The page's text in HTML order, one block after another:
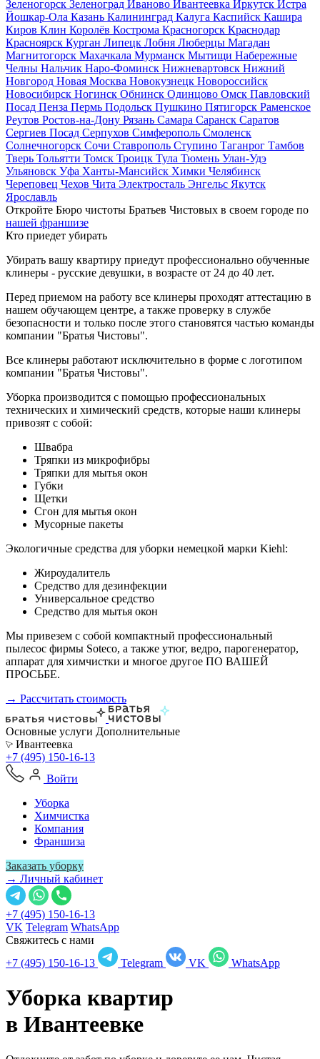
Зеленогорск Зеленоград Иваново Ивантеевка Иркутск Истра
Йошкар-Ола Казань Калининград Калуга Каспийск Кашира
Киров Клин Королёв Кострома Красногорск Краснодар
Красноярск Курган Липецк Лобня Люберцы Магадан
Магнитогорск Махачкала Мурманск Мытищи Набережные
Челны Нальчик Наро-Фоминск Нижневартовск Нижний
Новгород Новая Москва Новокузнецк Новороссийск
Новосибирск Ногинск Обнинск Одинцово Омск Павловский
Посад Пенза Пермь Подольск Пушкино Пятигорск Раменское
Реутов Ростов-на-Дону Рязань Самара Саранск Саратов
Сергиев Посад Серпухов Симферополь Смоленск
Солнечногорск Сочи Ставрополь Ступино Таганрог Тамбов
Тверь Тольятти Томск Троицк Тула Тюмень Улан-Удэ
Ульяновск Уфа Ханты-Мансийск Химки Челябинск
Череповец Чехов Чита Электросталь Энгельс Якутск
Ярославль
Откройте Бюро чистоты Братьев Чистовых в своем городе по
нашей франшизе
Кто приедет убирать
Убирать вашу квартиру приедут профессионально обученные
клинеры - русские девушки, в возрасте от 24 до 40 лет.
Перед приемом на работу все клинеры проходят аттестацию в
нашем обучающем центре, а также проверку в службе
безопасности и только после этого становятся частью команды
компании "Братья Чистовы".
Все клинеры работают исключительно в форме с логотипом
компании "Братья Чистовы".
Уборка производится с помощью профессиональных
технических и химический средств, которые наши клинеры
привозят с собой:
Швабра
Тряпки из микрофибры
Тряпки для мытья окон
Губки
Щетки
Сгон для мытья окон
Мусорные пакеты
Экологичные средства для уборки немецкой марки Kiehl:
Жироудалитель
Средство для дезинфекции
Универсальное средство
Средство для мытья окон
Мы привезем с собой компактный профессиональный
пылесос фирмы Soteco, а также утюг, ведро, парогенератор,
аппарат для химчистки и многое другое ПО ВАШЕЙ
ПРОСЬБЕ.
→ Рассчитать стоимость
Основные услуги Дополнительные
Ивантеевка
+7 (495) 150-16-13
Войти
Уборка
Химчистка
Компания
Франшиза
Заказать уборку
→ Личный кабинет
+7 (495) 150-16-13
VK Telegram WhatsApp
Свяжитесь с нами
+7 (495) 150-16-13
Telegram VK WhatsApp
Уборка квартир
в Ивантеевке